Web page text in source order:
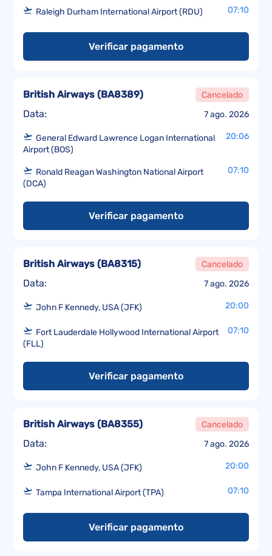
Raleigh Durham International Airport (RDU) 07:10
Verificar pagamento
Data: 7 ago. 2026
British Airways (BA8389) Cancelado
General Edward Lawrence Logan International
Airport (BOS)
20:06
Ronald Reagan Washington National Airport
(DCA)
07:10
Verificar pagamento
Data: 7 ago. 2026
British Airways (BA8315) Cancelado
John F Kennedy, USA (JFK) 20:00
Fort Lauderdale Hollywood International Airport
(FLL)
07:10
Verificar pagamento
Data: 7 ago. 2026
British Airways (BA8355) Cancelado
John F Kennedy, USA (JFK) 20:00
Tampa International Airport (TPA) 07:10
Verificar pagamento